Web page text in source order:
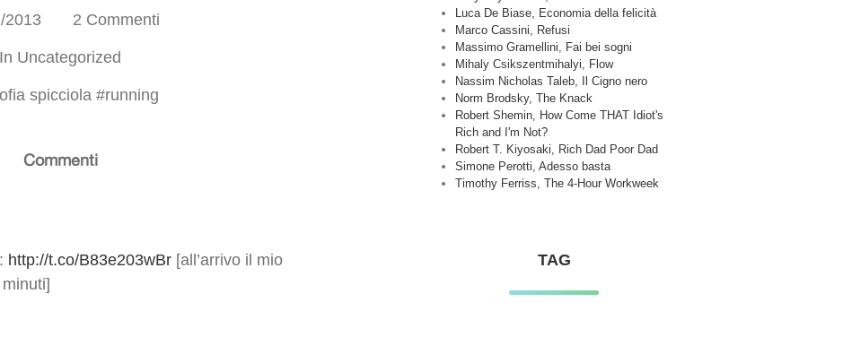
2013 2 Commenti
In Uncategorized
spicciola #running
Commenti
http://t.co/B83e203wBr [all’arrivo il mio
Luca De Biase, Economia della felicità
Marco Cassini, Refusi
Massimo Gramellini, Fai bei sogni
Mihaly Csikszentmihalyi, Flow
Nassim Nicholas Taleb, Il Cigno nero
Norm Brodsky, The Knack
Robert Shemin, How Come THAT Idiot's
Rich and I'm Not?
Robert T. Kiyosaki, Rich Dad Poor Dad
Simone Perotti, Adesso basta
Timothy Ferriss, The 4-Hour Workweek
TAG